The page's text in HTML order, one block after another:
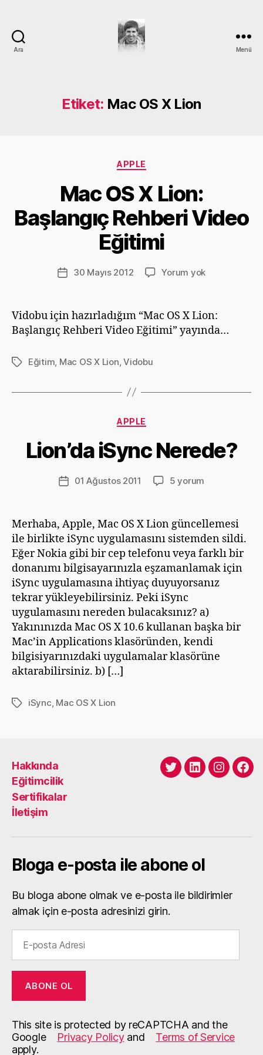
Ara Menü
Etiket: Mac OS X Lion
Kategoriler
APPLE
Mac OS X Lion:
Başlangıç Rehberi Video
Eğitimi
Yazının
yazarı
a
z
a
r
D
e
v
ri
ü
m
Yazı30 Mayıs 2012 Yorum yokMac
Başlangıç
Rehberi
Vidobu için hazırladığım “Mac OS X Lion:
Başlangıç Rehberi Video Eğitimi” yayında…
Etiketler
Eğitim Mac OS X Lion ,Vidobu
Kategoriler
APPLE
Lion’da iSync Nerede?
Yazının
yazarı
e
v
ri
ü
m
ü
ş
Yazı01 Ağustos 2011
Lion’da
için
5 yorum
Merhaba, Apple, Mac OS X Lion güncellemesi
ile birlikte iSync uygulamasını sistemden sildi.
Eğer Nokia gibi bir cep telefonu veya farklı bir
donanımı bilgisayarınızla eşzamanlamak için
iSync uygulamasına ihtiyaç duyuyorsanız
tekrar yükleyebilirsiniz. Peki iSync
uygulamasını nereden bulacaksınız? a)
Yakınınızda Mac OS X 10.6 kullanan başka bir
Mac’in Applications klasöründen, kendi
bilgisiyarınızdaki uygulamalar klasörüne
aktarabilirsiniz. b) […]
Etiketler
iSync, Mac OS X Lion
Hakkında
Eğitimcilik
Sertifikalar
İletişim
TwitterLinkedIn
Bloga e-posta ile abone ol
Bu bloga abone olmak ve e-posta ile bildirimler
almak için e-posta adresinizi girin.
posta
ABONE OL
This site is protected by reCAPTCHA and the
Google Privacy Policyand Terms of Service
apply.